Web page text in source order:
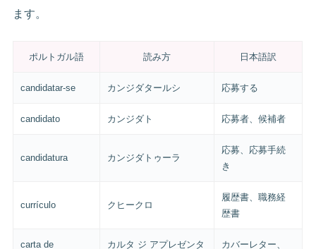
ます。
ポルトガル語 読み方 日本語訳
candidatar-se カンジダタールシ 応募する
candidato カンジダト 応募者、候補者
candidatura カンジダトゥーラ
応募、応募手続
き
currículo クヒークロ
履歴書、職務経
歴書
carta de カルタ ジ アプレゼンタ カバーレター、